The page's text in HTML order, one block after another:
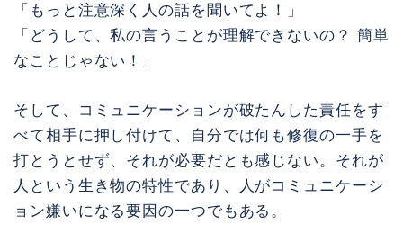
「もっと注意深く人の話を聞いてよ！」
「どうして、私の言うことが理解できないの？ 簡単
なことじゃない！」
そして、コミュニケーションが破たんした責任をす
べて相手に押し付けて、自分では何も修復の一手を
打とうとせず、それが必要だとも感じない。それが
人という生き物の特性であり、人がコミュニケーシ
ョン嫌いになる要因の一つでもある。